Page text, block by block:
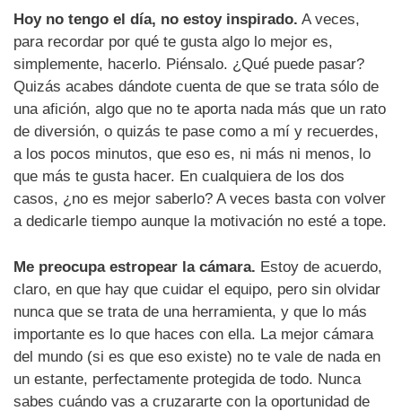
Hoy no tengo el día, no estoy inspirado. A veces,
para recordar por qué te gusta algo lo mejor es,
simplemente, hacerlo. Piénsalo. ¿Qué puede pasar?
Quizás acabes dándote cuenta de que se trata sólo de
una afición, algo que no te aporta nada más que un rato
de diversión, o quizás te pase como a mí y recuerdes,
a los pocos minutos, que eso es, ni más ni menos, lo
que más te gusta hacer. En cualquiera de los dos
casos, ¿no es mejor saberlo? A veces basta con volver
a dedicarle tiempo aunque la motivación no esté a tope.
Me preocupa estropear la cámara. Estoy de acuerdo,
claro, en que hay que cuidar el equipo, pero sin olvidar
nunca que se trata de una herramienta, y que lo más
importante es lo que haces con ella. La mejor cámara
del mundo (si es que eso existe) no te vale de nada en
un estante, perfectamente protegida de todo. Nunca
sabes cuándo vas a cruzararte con la oportunidad de